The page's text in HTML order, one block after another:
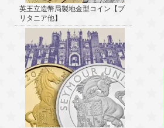
英王立造幣局製地金型コイン【ブ
リタニア他】